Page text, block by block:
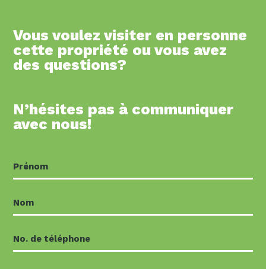
Vous voulez visiter en personne
cette propriété ou vous avez
des questions?
N’hésites pas à communiquer
avec nous!